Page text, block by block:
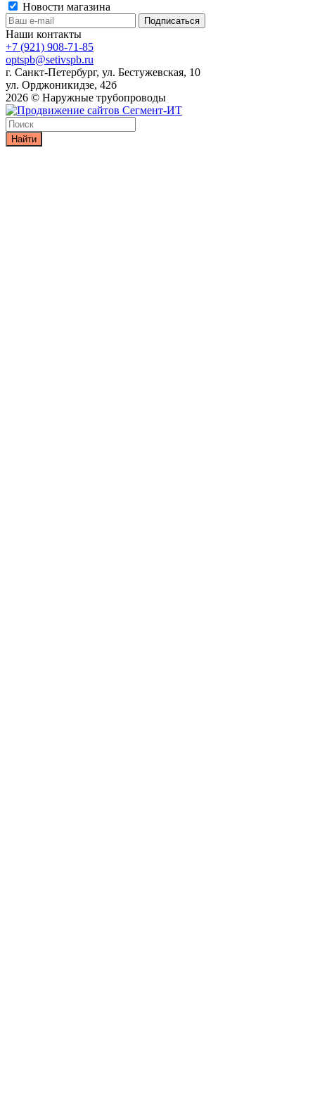
Новости магазина
Наши контакты
+7 (921) 908-71-85
optspb@setivspb.ru
г. Санкт-Петербург, ул. Бестужевская, 10
ул. Орджоникидзе, 42б
2026 © Наружные трубопроводы
Найти